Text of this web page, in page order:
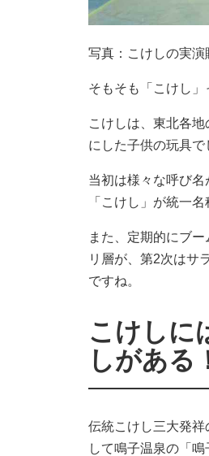
写真：こけしの実
そもそも「こけし」
こけしは、東北各
にした子供の玩具で
当初は様々な呼び
「こけし」が統一
また、定期的にブ
リ層が、第2次はサ
ですね。
こけしに
しがある
伝統こけし三大発
して鳴子温泉の「